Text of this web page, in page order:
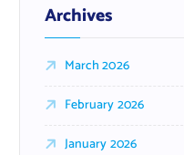
Archives
March 2026
February 2026
January 2026